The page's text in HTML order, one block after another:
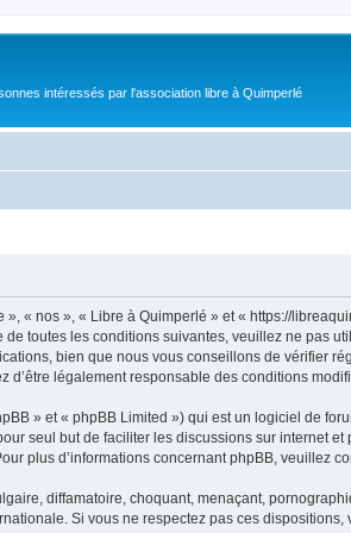
intéressés par l'association libre à Quimperlé
« nos », « Libre à Quimperlé » et « https://
toutes les conditions suivantes, veuillez ne pas
bien que nous vous conseillons de vérifier
légalement responsable des conditions
» et « phpBB Limited ») qui est un logiciel de
seul but de faciliter les discussions sur internet
plus d’informations concernant phpBB, veuillez
diffamatoire, choquant, menaçant,
Si vous ne respectez pas ces